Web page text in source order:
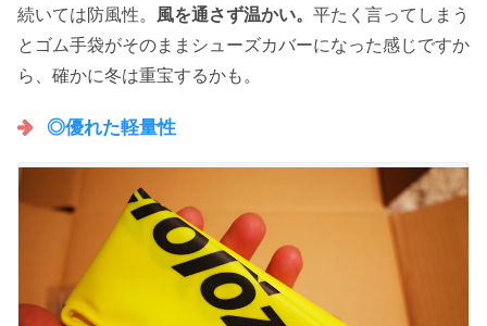
続いては防風性。 風を通さず温かい。 平たく言ってしまう
とゴム手袋がそのままシューズカバーになった感じですか
ら、確かに冬は重宝するかも。
◎優れた軽量性